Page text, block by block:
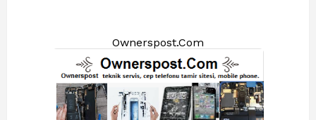
Ownerspost.Com